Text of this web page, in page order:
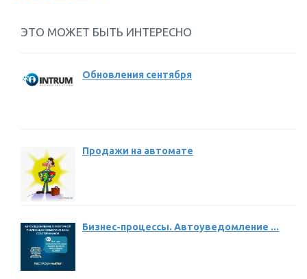
ЭТО МОЖЕТ БЫТЬ ИНТЕРЕСНО
Обновления сентября
Продажи на автомате
Бизнес-процессы. Автоуведомление ...